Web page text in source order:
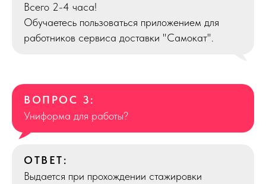
Всего 2-4 часа!
Обучаетесь пользоваться приложением для
работников сервиса доставки "Самокат".
ВОПРОС 3:
Униформа для работы?
ОТВЕТ:
Выдается при прохождении стажировки